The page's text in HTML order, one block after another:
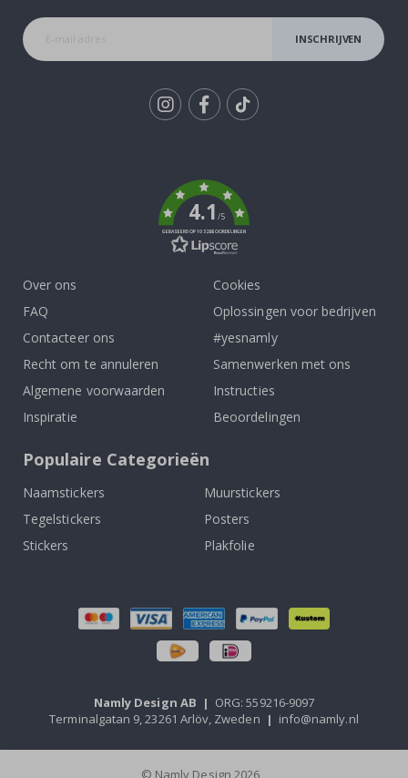
INSCHRIJVEN
4.1/5
GEBASEERD OP 1032 BEOORDELINGEN
Over ons
FAQ
Contacteer ons
Recht om te annuleren
Algemene voorwaarden
Inspiratie
Cookies
Oplossingen voor bedrijven
#yesnamly
Samenwerken met ons
Instructies
Beoordelingen
Populaire Categorieën
Naamstickers
Muurstickers
Tegelstickers
Posters
Stickers
Plakfolie
Namly Design AB | ORG: 559216-9097
Terminalgatan 9, 23261 Arlöv, Zweden | info@namly.nl